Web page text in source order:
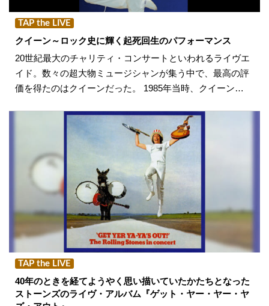
TAP the LIVE
クイーン～ロック史に輝く起死回生のパフォーマンス
20世紀最大のチャリティ・コンサートといわれるライヴエ
イド。数々の超大物ミュージシャンが集う中で、最高の評
価を得たのはクイーンだった。 1985年当時、クイーン…
TAP the LIVE
40年のときを経てようやく思い描いていたかたちとなった
ストーンズのライヴ・アルバム『ゲット・ヤー・ヤー・ヤ